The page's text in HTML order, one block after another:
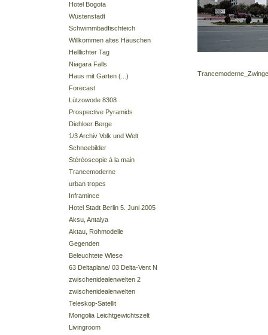
Hotel Bogota
Wüstenstadt
Schwimmbadfischteich
Willkommen altes Häuschen
Helllichter Tag
Niagara Falls
Haus mit Garten (...)
Forecast
Lützowode 8308
Prospective Pyramids
Diehloer Berge
1/3 Archiv Volk und Welt
Schneebilder
Stéréoscopie à la main
Trancemoderne
urban tropes
Inframince
Hotel Stadt Berlin 5. Juni 2005
Aksu, Antalya
Aktau, Rohmodelle
Gegenden
Beleuchtete Wiese
63 Deltaplane/ 03 Delta-Vent N
zwischenidealenwelten 2
zwischenidealenwelten
Teleskop-Satellit
Mongolia Leichtgewichtszelt
Livingroom